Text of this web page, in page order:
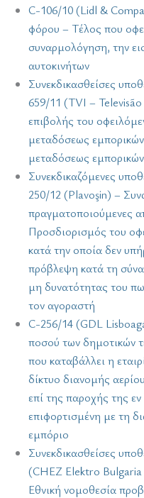
C-106/10 (Lidl &
φόρου – Τέλος που
συναρμολόγηση, την
αυτοκινήτων
Συνεκδικασθείσες
659/11 (TVI –
επιβολής του
μεταδόσεως
μεταδόσεως
Συνεκδικαζόμενες
250/12 (Plavoşin) –
πραγματοποιούμενες
Προσδιορισμός του
κατά την οποία δεν
πρόβλεψη κατά τη
μη δυνατότητας του
τον αγοραστή
C-256/14 (GDL
ποσού των δημοτικών
που καταβάλλει η
δίκτυο διανομής
επί της παροχής της
επιφορτισμένη με τη
εμπόριο
Συνεκδικασθείσες
(CHEZ Elektro
Εθνική νομοθεσία